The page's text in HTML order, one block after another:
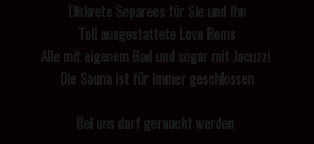
Diskrete Separees für Sie und Ihn
Toll ausgestattete Love Roms
Alle mit eigenem Bad und sogar mit Jacuzzi
Die Sauna ist für immer geschlossen
Bei uns darf geraucht werden